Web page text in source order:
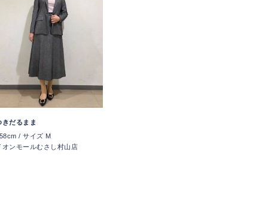
きだるまま
/ サイズ M
オンモールむさし村山店